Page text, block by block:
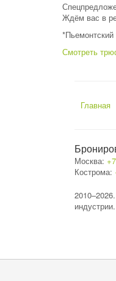
Ждём вас в
Смотреть
Главная
Москва:
Кострома: